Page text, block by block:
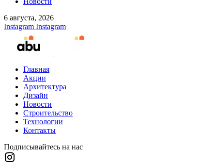
6 августа, 2026
Instagram Instagram
Главная
Акции
Архитектура
Дизайн
Новости
Строительство
Технологии
Контакты
Подписывайтесь на нас